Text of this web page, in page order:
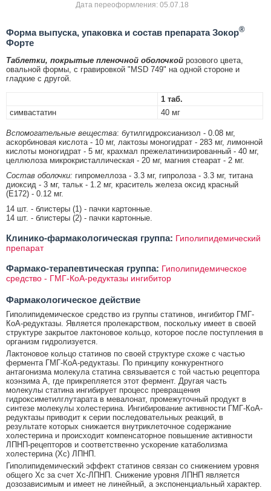
Дата переоформления: 05.07.18
Форма выпуска, упаковка и состав препарата Зокор®
Форте
Таблетки, покрытые пленочной оболочкой розового цвета,
овальной формы, с гравировкой "MSD 749" на одной стороне и
гладкие c другой.
1 таб.
симвастатин
40 мг
Вспомогательные вещества: бутилгидроксианизол - 0.08 мг,
аскорбиновая кислота - 10 мг, лактозы моногидрат - 283 мг, лимонной
кислоты моногидрат - 5 мг, крахмал прежелатинизированный - 40 мг,
целлюлоза микрокристаллическая - 20 мг, магния стеарат - 2 мг.
Состав оболочки: гипромеллоза - 3.3 мг, гипролоза - 3.3 мг, титана
диоксид - 3 мг, тальк - 1.2 мг, краситель железа оксид красный
(E172) - 0.12 мг.
14 шт. - блистеры (1) - пачки картонные.
14 шт. - блистеры (2) - пачки картонные.
Клинико-фармакологическая группа: Гиполипидемический
препарат
Фармако-терапевтическая группа: Гиполипидемическое
средство - ГМГ-КоА-редуктазы ингибитор
Фармакологическое действие
Гиполипидемическое средство из группы статинов, ингибитор ГМГ-
КоА-редуктазы. Является пролекарством, поскольку имеет в своей
структуре закрытое лактоновое кольцо, которое после поступления в
организм гидролизуется.
Лактоновое кольцо статинов по своей структуре схоже с частью
фермента ГМГ-КоА-редуктазы. По принципу конкурентного
антагонизма молекула статина связывается с той частью рецептора
коэнзима А, где прикрепляется этот фермент. Другая часть
молекулы статина ингибирует процесс превращения
гидроксиметилглутарата в мевалонат, промежуточный продукт в
синтезе молекулы холестерина. Ингибирование активности ГМГ-КоА-
редуктазы приводит к серии последовательных реакций, в
результате которых снижается внутриклеточное содержание
холестерина и происходит компенсаторное повышение активности
ЛПНП-рецепторов и соответственно ускорение катаболизма
холестерина (Xc) ЛПНП.
Гиполипидемический эффект статинов связан со снижением уровня
общего Хс за счет Хс-ЛПНП. Снижение уровня ЛПНП является
дозозависимым и имеет не линейный, а экспоненциальный характер.